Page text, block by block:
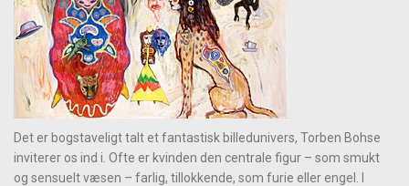
Det er bogstaveligt talt et fantastisk billedunivers, Torben Bohse
inviterer os ind i. Ofte er kvinden den centrale figur – som smukt
og sensuelt væsen – farlig, tillokkende, som furie eller engel. I